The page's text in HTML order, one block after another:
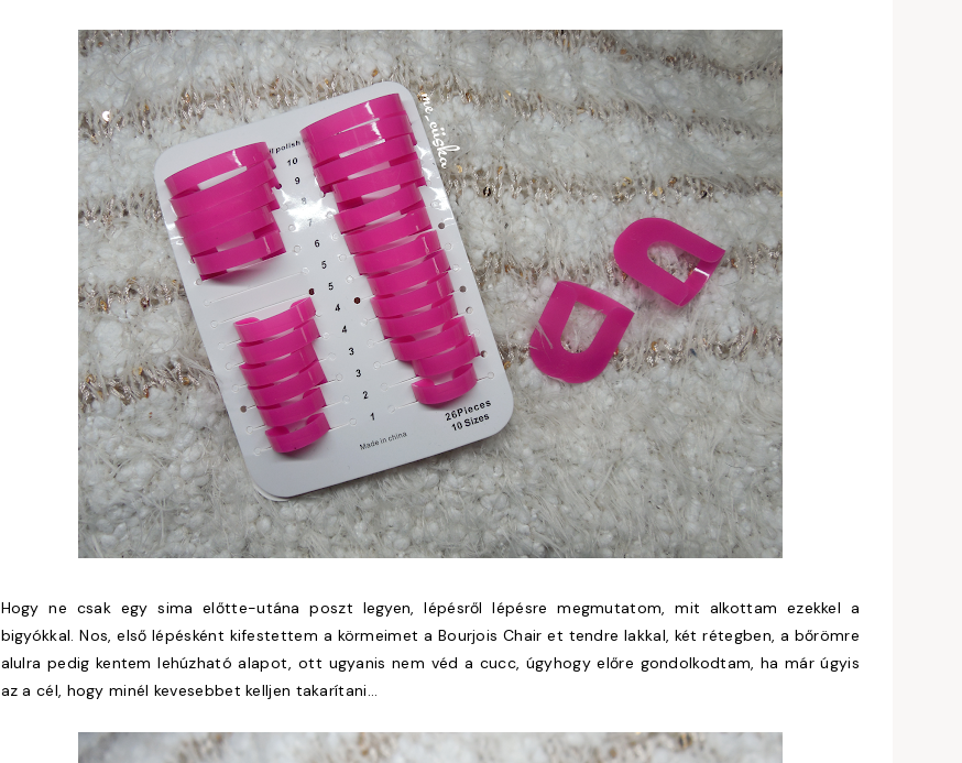
Hogy ne csak egy sima előtte-utána poszt legyen, lépésről lépésre megmutatom, mit alkottam ezekkel a
bigyókkal. Nos, első lépésként kifestettem a körmeimet a Bourjois Chair et tendre lakkal, két rétegben, a bőrömre
alulra pedig kentem lehúzható alapot, ott ugyanis nem véd a cucc, úgyhogy előre gondolkodtam, ha már úgyis
az a cél, hogy minél kevesebbet kelljen takarítani...